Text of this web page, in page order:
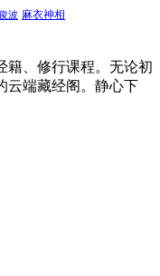
波 麻衣神相
籍、修行课程。无论初
云端藏经阁。静心下